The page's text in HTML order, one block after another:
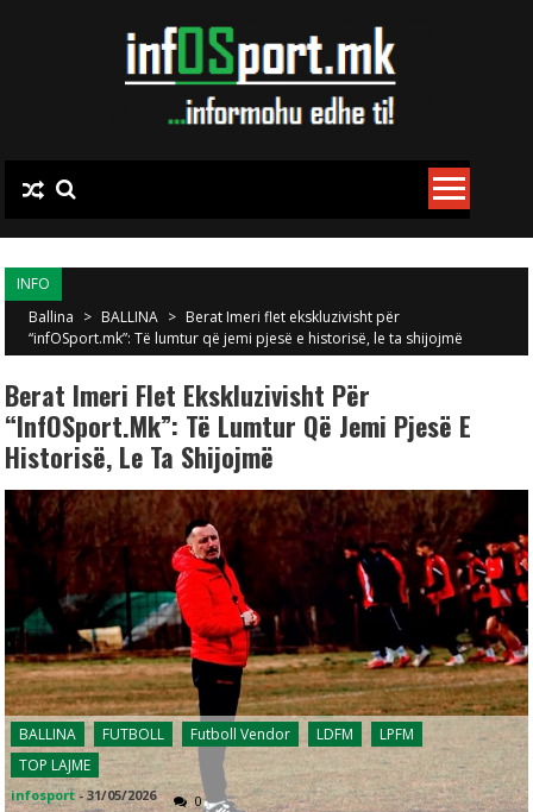
INFO
Ballina > BALLINA > Berat Imeri flet ekskluzivisht për
“infOSport.mk”: Të lumtur që jemi pjesë e historisë, le ta shijojmë
Berat Imeri Flet Ekskluzivisht Për
“infOSport.mk”: Të Lumtur Që Jemi Pjesë E
Historisë, Le Ta Shijojmë
BALLINA FUTBOLL Futboll Vendor LDFM
LPFM
TOP LAJME
infosport -31/05/2026 0